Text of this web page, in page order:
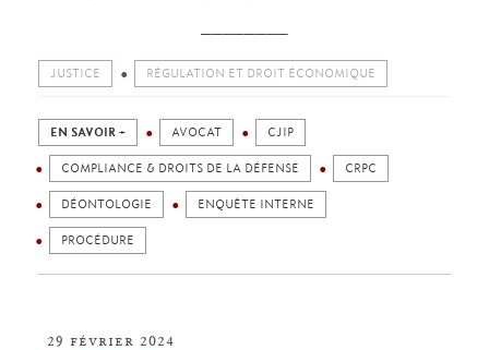
JUSTICE RÉGULATION ET DROIT ÉCONOMIQUE
EN SAVOIR + AVOCAT CJIP
COMPLIANCE & DROITS DE LA DÉFENSE CRPC
DÉONTOLOGIE ENQUÊTE INTERNE
PROCÉDURE
29 février 2024